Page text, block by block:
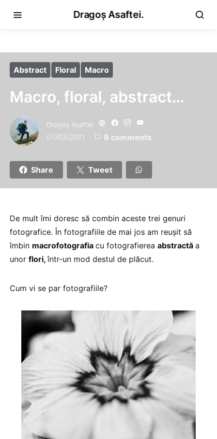
Dragoș Asaftei.
Abstract Floral Macro
Macro, floral, abstract…
Dragoş Asaftei
07/03/2011 8 comments
Share Tweet
De mult îmi doresc să combin aceste trei genuri
fotografice. În fotografiile de mai jos am reuşit să
îmbin macrofotografia cu fotografierea abstractă a
unor flori,într-un mod destul de plăcut.
Cum vi se par fotografiile?